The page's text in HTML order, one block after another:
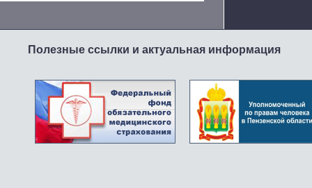
Полезные ссылки и актуальная информация